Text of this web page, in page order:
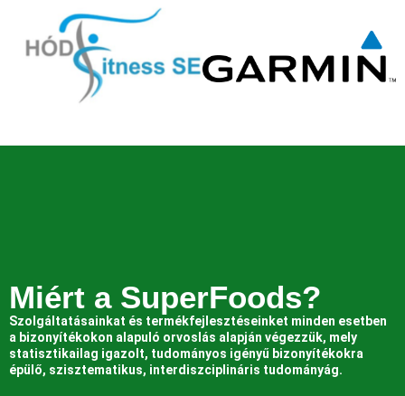
Miért a SuperFoods?
Szolgáltatásainkat és termékfejlesztéseinket minden esetben
a bizonyítékokon alapuló orvoslás alapján végezzük, mely
statisztikailag igazolt, tudományos igényű bizonyítékokra
épülő, szisztematikus, interdiszciplináris tudományág.